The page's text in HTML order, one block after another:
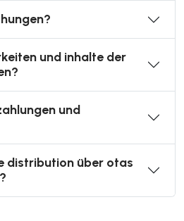
und inhalte der
und
distribution über otas